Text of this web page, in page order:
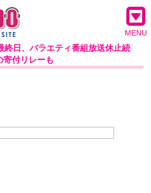
MENU
終日、バラエティ番組放送休止続
寄付リレーも